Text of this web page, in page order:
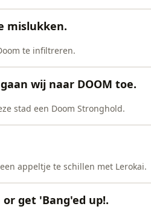
mislukken.
te infiltreren.
wij naar DOOM toe.
stad een Doom Stronghold.
appeltje te schillen met Lerokai.
get 'Bang'ed up!.